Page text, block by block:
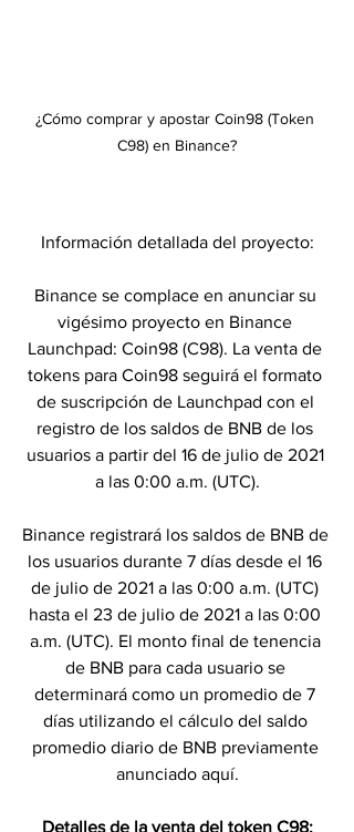
¿Cómo comprar y apostar Coin98 (Token
C98) en Binance?
Información detallada del proyecto:
Binance se complace en anunciar su
vigésimo proyecto en Binance
Launchpad: Coin98 (C98). La venta de
tokens para Coin98 seguirá el formato
de suscripción de Launchpad con el
registro de los saldos de BNB de los
usuarios a partir del 16 de julio de 2021
a las 0:00 a.m. (UTC).
Binance registrará los saldos de BNB de
los usuarios durante 7 días desde el 16
de julio de 2021 a las 0:00 a.m. (UTC)
hasta el 23 de julio de 2021 a las 0:00
a.m. (UTC). El monto final de tenencia
de BNB para cada usuario se
determinará como un promedio de 7
días utilizando el cálculo del saldo
promedio diario de BNB previamente
anunciado aquí.
Detalles de la venta del token C98: